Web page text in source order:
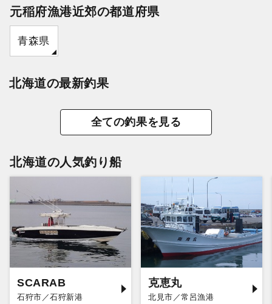
元稲府漁港近郊の都道府県
青森県
北海道の最新釣果
全ての釣果を見る
北海道の人気釣り船
SCARAB
石狩市／石狩新港
克恵丸
北見市／常呂漁港